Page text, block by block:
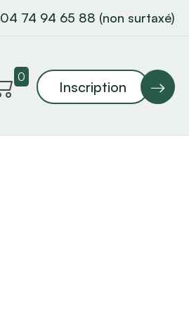
04 74 94 65 88 (non surtaxé)
0
Inscription